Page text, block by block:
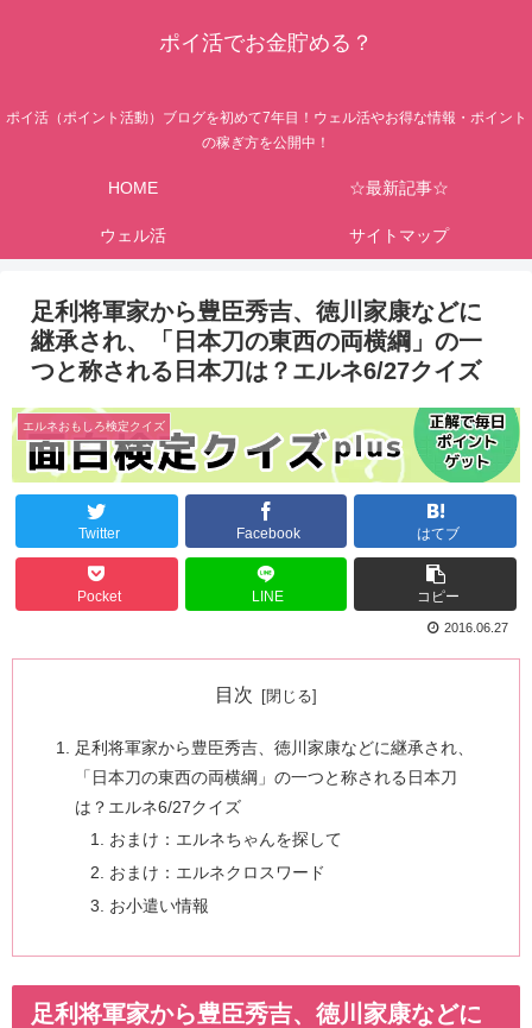
ポイ活でお金貯める？
ポイ活（ポイント活動）ブログを初めて7年目！ウェル活やお得な情報・ポイント
の稼ぎ方を公開中！
HOME ☆最新記事☆
ウェル活 サイトマップ
足利将軍家から豊臣秀吉、徳川家康などに
継承され、「日本刀の東西の両横綱」の一
つと称される日本刀は？エルネ6/27クイズ
エルネおもしろ検定クイズ
Twitter Facebook はてブ
Pocket LINE コピー
2016.06.27
目次
足利将軍家から豊臣秀吉、徳川家康などに継承され、
「日本刀の東西の両横綱」の一つと称される日本刀
は？エルネ6/27クイズ
おまけ：エルネちゃんを探して
おまけ：エルネクロスワード
お小遣い情報
足利将軍家から豊臣秀吉、徳川家康などに